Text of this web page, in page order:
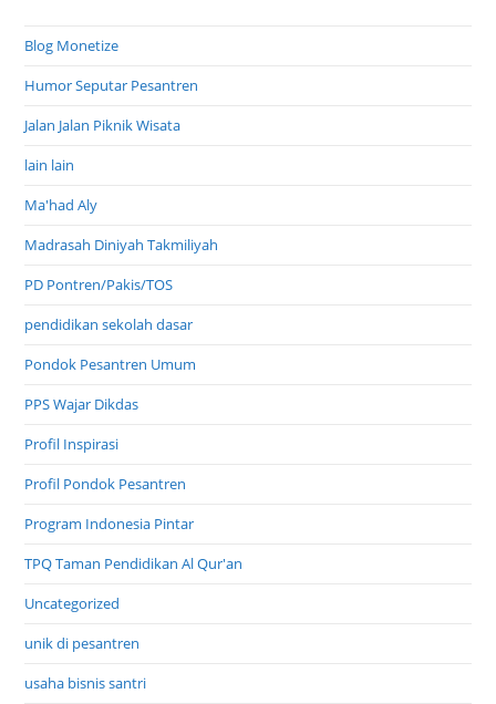
Blog Monetize
Humor Seputar Pesantren
Jalan Jalan Piknik Wisata
lain lain
Ma'had Aly
Madrasah Diniyah Takmiliyah
PD Pontren/Pakis/TOS
pendidikan sekolah dasar
Pondok Pesantren Umum
PPS Wajar Dikdas
Profil Inspirasi
Profil Pondok Pesantren
Program Indonesia Pintar
TPQ Taman Pendidikan Al Qur'an
Uncategorized
unik di pesantren
usaha bisnis santri